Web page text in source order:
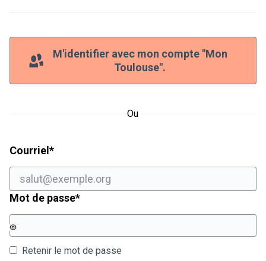
M'identifier avec mon compte "Mon
Toulouse".
Ou
Courriel *Champ obligatoire
Mot de passe*Champ obligatoire
Retenir le mot de passe